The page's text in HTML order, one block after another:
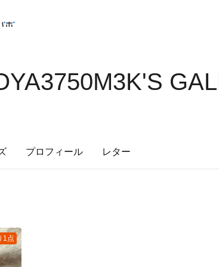
プロフィール レター
1点